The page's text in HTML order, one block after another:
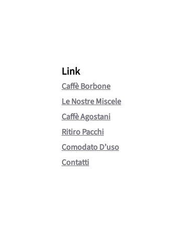
Link
Caffè Borbone
Le Nostre Miscele
Caffè Agostani
Ritiro Pacchi
Comodato D’uso
Contatti